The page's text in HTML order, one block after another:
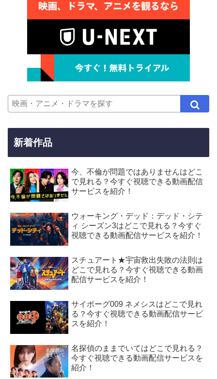
新着作品
今、不倫が問題ではありませんはどこ
で見れる？今すぐ視聴できる動画配信
サービスを紹介！
ウォーキング・デッド：デッド・シテ
ィ シーズン3はどこで見れる？今すぐ
視聴できる動画配信サービスを紹介！
スチュアート★宇宙救出失敗の法則は
どこで見れる？今すぐ視聴できる動画
配信サービスを紹介！
サイボーグ009 ネメシスはどこで見れ
る？今すぐ視聴できる動画配信サービ
スを紹介！
名探偵のままでいてはどこで見れる？
今すぐ視聴できる動画配信サービスを
紹介！